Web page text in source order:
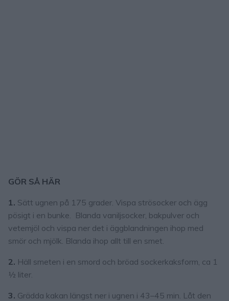
GÖR SÅ HÄR
1. Sätt ugnen på 175 grader. Vispa strösocker och ägg
pösigt i en bunke. Blanda vaniljsocker, bakpulver och
vetemjöl och vispa ner det i äggblandningen ihop med
smör och mjölk. Blanda ihop allt till en smet.
2. Häll smeten i en smord och bröad sockerkaksform, ca 1
½ liter.
3. Grädda kakan längst ner i ugnen i 43–45 min. Låt den